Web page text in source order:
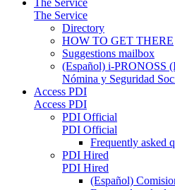
The Service
Directory
HOW TO GET THERE
Suggestions mailbox
(Español) i-PRONOSS
Nómina y Seguridad
Access PDI
Access PDI
PDI Official
PDI Official
Frequently asked
PDI Hired
PDI Hired
(Español)